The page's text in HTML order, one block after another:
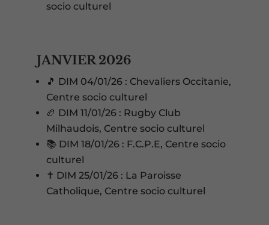
socio culturel
JANVIER 2026
🎵 DIM 04/01/26 : Chevaliers Occitanie,
Centre socio culturel
🏉 DIM 11/01/26 : Rugby Club
Milhaudois, Centre socio culturel
📚 DIM 18/01/26 : F.C.P.E, Centre socio
culturel
✝️ DIM 25/01/26 : La Paroisse
Catholique, Centre socio culturel